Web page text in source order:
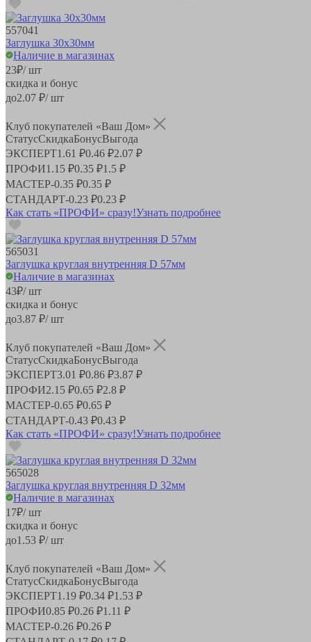
557041
Заглушка 30x30мм
Наличие в магазинах
23₽/ шт
скидка и бонус
до2.07 ₽/ шт
Клуб покупателей «Ваш Дом»
СтатусСкидкаБонусВыгода
ЭКСПЕРТ1.61 ₽0.46 ₽2.07 ₽
ПРОФИ1.15 ₽0.35 ₽1.5 ₽
МАСТЕР-0.35 ₽0.35 ₽
СТАНДАРТ-0.23 ₽0.23 ₽
Как стать «ПРОФИ» сразу!Узнать подробнее
565031
Заглушка круглая внутренняя D 57мм
Наличие в магазинах
43₽/ шт
скидка и бонус
до3.87 ₽/ шт
Клуб покупателей «Ваш Дом»
СтатусСкидкаБонусВыгода
ЭКСПЕРТ3.01 ₽0.86 ₽3.87 ₽
ПРОФИ2.15 ₽0.65 ₽2.8 ₽
МАСТЕР-0.65 ₽0.65 ₽
СТАНДАРТ-0.43 ₽0.43 ₽
Как стать «ПРОФИ» сразу!Узнать подробнее
565028
Заглушка круглая внутренняя D 32мм
Наличие в магазинах
17₽/ шт
скидка и бонус
до1.53 ₽/ шт
Клуб покупателей «Ваш Дом»
СтатусСкидкаБонусВыгода
ЭКСПЕРТ1.19 ₽0.34 ₽1.53 ₽
ПРОФИ0.85 ₽0.26 ₽1.11 ₽
МАСТЕР-0.26 ₽0.26 ₽